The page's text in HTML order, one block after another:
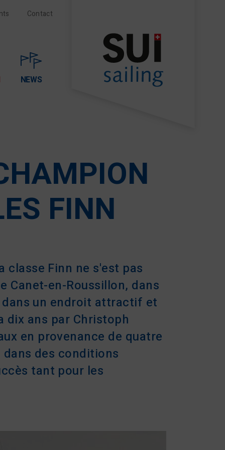
Contact
NEWS
FINN
classe Finn ne s'est pas
Canet-en-Roussillon, dans
dans un endroit attractif et
dix ans par Christoph
en provenance de quatre
des conditions
tant pour les